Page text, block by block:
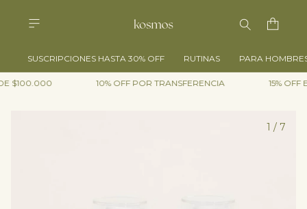
SUSCRIPCIONES HASTA 30% OFF RUTINAS PARA
$100.000 10% OFF POR TRANSFERENCIA 15% OFF
1 / 7